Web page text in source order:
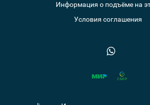
Информация о подъёме на
Условия соглашения